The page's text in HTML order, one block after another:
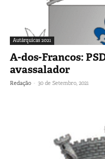
Autárquicas 2021
A-dos-Francos:
avassalador
Redação - 30 de Setembro, 2021